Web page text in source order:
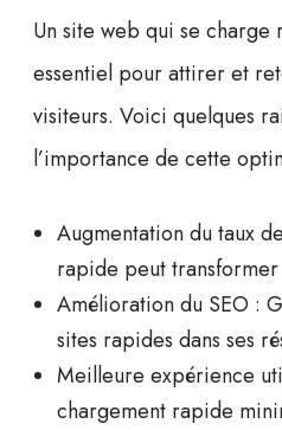
Un site web qui se charge
essentiel pour attirer et
visiteurs. Voici quelques
l’importance de cette
Augmentation du taux
rapide peut
Amélioration du SEO :
sites rapides dans ses
Meilleure expérience
chargement rapide